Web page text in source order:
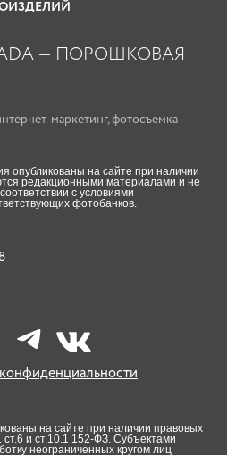
— ПОРОШКОВАЯ
маркетинг,фотосъемка -
опубликованы на сайте при наличии
редакционными материалами и не
с условиями
фотобанков.
на сайте при наличии правовых
ст.6 и ст.10.1 152-ФЗ. Субъектами
неограниченных кругом лиц